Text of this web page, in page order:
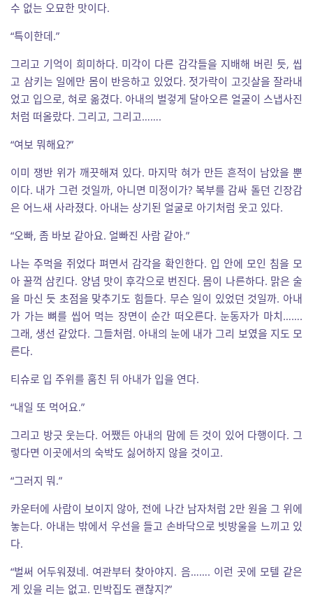
수 없는 오묘한 맛이다.
“특이한데.”
그리고 기억이 희미하다. 미각이 다른 감각들을 지배해 버린 듯, 씹
고 삼키는 일에만 몸이 반응하고 있었다. 젓가락이 고깃살을 잘라내
었고 입으로, 혀로 옮겼다. 아내의 벌겋게 달아오른 얼굴이 스냅사진
처럼 떠올랐다. 그리고, 그리고…….
“여보 뭐해요?”
이미 쟁반 위가 깨끗해져 있다. 마지막 혀가 만든 흔적이 남았을 뿐
이다. 내가 그런 것일까, 아니면 미정이가? 복부를 감싸 돌던 긴장감
은 어느새 사라졌다. 아내는 상기된 얼굴로 아기처럼 웃고 있다.
“오빠, 좀 바보 같아요. 얼빠진 사람 같아.”
나는 주먹을 쥐었다 펴면서 감각을 확인한다. 입 안에 모인 침을 모
아 꿀꺽 삼킨다. 양념 맛이 후각으로 번진다. 몸이 나른하다. 맑은 술
을 마신 듯 초점을 맞추기도 힘들다. 무슨 일이 있었던 것일까. 아내
가 가는 뼈를 씹어 먹는 장면이 순간 떠오른다. 눈동자가 마치…….
그래, 생선 같았다. 그들처럼. 아내의 눈에 내가 그리 보였을 지도 모
른다.
티슈로 입 주위를 훔친 뒤 아내가 입을 연다.
“내일 또 먹어요.”
그리고 방긋 웃는다. 어쨌든 아내의 맘에 든 것이 있어 다행이다. 그
렇다면 이곳에서의 숙박도 싫어하지 않을 것이고.
“그러지 뭐.”
카운터에 사람이 보이지 않아, 전에 나간 남자처럼 2만 원을 그 위에
놓는다. 아내는 밖에서 우선을 들고 손바닥으로 빗방울을 느끼고 있
다.
“벌써 어두워졌네. 여관부터 찾아야지. 음……. 이런 곳에 모텔 같은
게 있을 리는 없고. 민박집도 괜찮지?”